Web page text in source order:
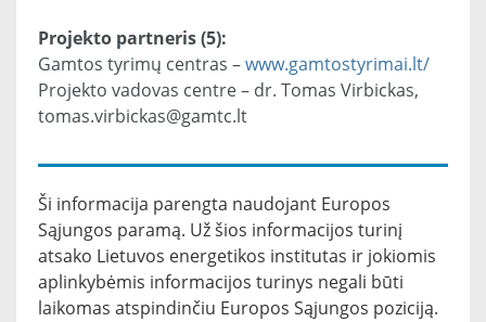
Projekto partneris (5):
Gamtos tyrimų centras –www.gamtostyrimai.lt/
Projekto vadovas centre – dr. Tomas Virbickas,
tomas.virbickas@gamtc.lt
Ši informacija parengta naudojant Europos
Sąjungos paramą. Už šios informacijos turinį
atsako Lietuvos energetikos institutas ir jokiomis
aplinkybėmis informacijos turinys negali būti
laikomas atspindinčiu Europos Sąjungos poziciją.